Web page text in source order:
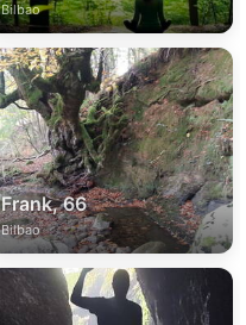
Bilbao
Frank, 66
Bilbao